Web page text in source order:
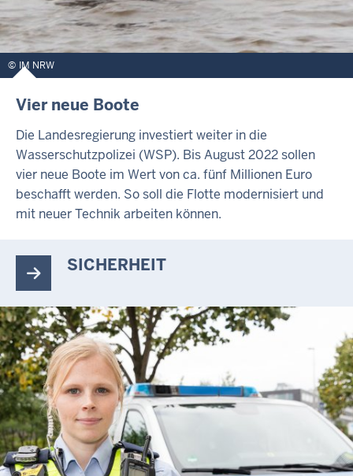
IM NRW
Vier neue Boote
Die Landesregierung investiert weiter in die
Wasserschutzpolizei (WSP). Bis August 2022 sollen
vier neue Boote im Wert von ca. fünf Millionen Euro
beschafft werden. So soll die Flotte modernisiert und
mit neuer Technik arbeiten können.
SICHERHEIT